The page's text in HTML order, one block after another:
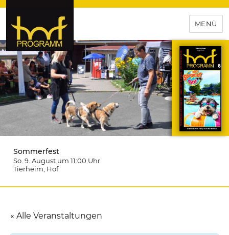
hof-programm – das
Veranstaltungsportal für
Hochfranken
MENÜ
Sommerfest
So. 9. August um 11:00 Uhr
Tierheim , Hof
« Alle Veranstaltungen